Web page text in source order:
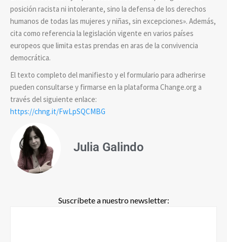
posición racista ni intolerante, sino la defensa de los derechos
humanos de todas las mujeres y niñas, sin excepciones». Además,
cita como referencia la legislación vigente en varios países
europeos que limita estas prendas en aras de la convivencia
democrática.
El texto completo del manifiesto y el formulario para adherirse
pueden consultarse y firmarse en la plataforma Change.org a
través del siguiente enlace:
https://chng.it/FwLpSQCMBG
Julia Galindo
Suscríbete a nuestro newsletter: